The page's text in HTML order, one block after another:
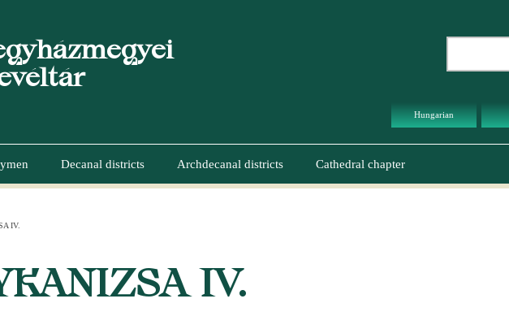
Hungarian
Decanal districts Archdecanal districts Cathedral chapter
IV.
IV.